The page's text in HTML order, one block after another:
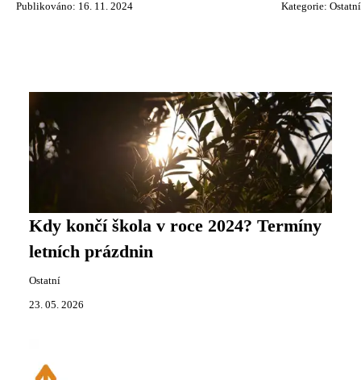
Publikováno: 16. 11. 2024 Kategorie: Ostatní
Kdy končí škola v roce 2024? Termíny
letních prázdnin
Ostatní
23. 05. 2026